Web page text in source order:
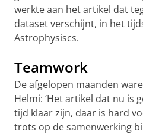
werkte aan het artikel dat
dataset verschijnt, in het
Astrophysiscs.
Teamwork
De afgelopen maanden
Helmi: ‘Het artikel dat nu is
tijd klaar zijn, daar is hard
trots op de samenwerking